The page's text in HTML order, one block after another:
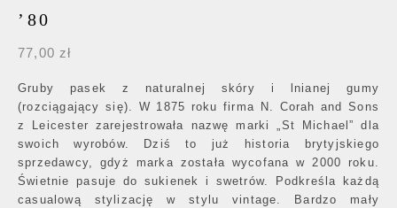
’80
77,00 zł
Gruby pasek z naturalnej skóry i lnianej gumy
(rozciągający się). W 1875 roku firma N. Corah and Sons
z Leicester zarejestrowała nazwę marki „St Michael” dla
swoich wyrobów. Dziś to już historia brytyjskiego
sprzedawcy, gdyż marka została wycofana w 2000 roku.
Świetnie pasuje do sukienek i swetrów. Podkreśla każdą
casualową stylizację w stylu vintage. Bardzo mały